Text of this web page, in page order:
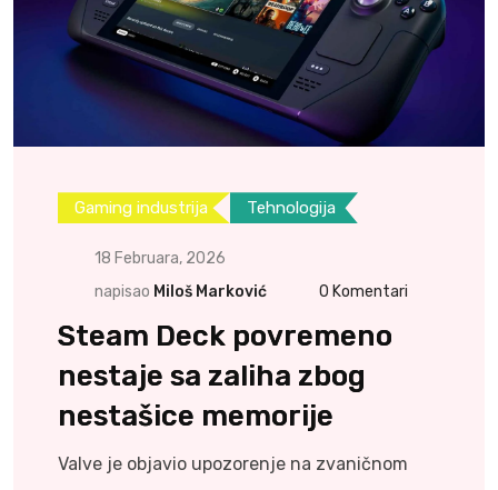
Gaming industrija Tehnologija
18 Februara, 2026
napisao Miloš Marković 0 Komentari
Steam Deck povremeno
nestaje sa zaliha zbog
nestašice memorije
Valve je objavio upozorenje na zvaničnom